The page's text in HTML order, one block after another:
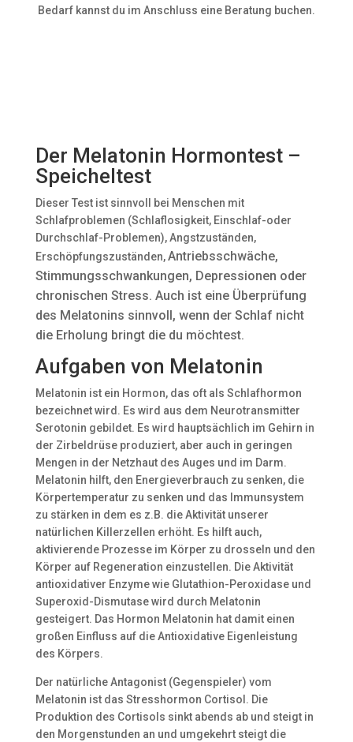
Bedarf kannst du im Anschluss eine Beratung buchen.
Der Melatonin Hormontest –
Speicheltest
Dieser Test ist sinnvoll bei Menschen mit
Schlafproblemen (Schlaflosigkeit, Einschlaf-oder
Durchschlaf-Problemen), Angstzuständen,
Erschöpfungszuständen,Antriebsschwäche,
Stimmungsschwankungen, Depressionen oder
chronischen Stress. Auch ist eine Überprüfung
des Melatonins sinnvoll, wenn der Schlaf nicht
die Erholung bringt die du möchtest.
Aufgaben von Melatonin
Melatonin ist ein Hormon, das oft als Schlafhormon
bezeichnet wird. Es wird aus dem Neurotransmitter
Serotonin gebildet. Es wird hauptsächlich im Gehirn in
der Zirbeldrüse produziert, aber auch in geringen
Mengen in der Netzhaut des Auges und im Darm.
Melatonin hilft, den Energieverbrauch zu senken, die
Körpertemperatur zu senken und das Immunsystem
zu stärken in dem es z.B. die Aktivität unserer
natürlichen Killerzellen erhöht. Es hilft auch,
aktivierende Prozesse im Körper zu drosseln und den
Körper auf Regeneration einzustellen. Die Aktivität
antioxidativer Enzyme wie Glutathion-Peroxidase und
Superoxid-Dismutase wird durch Melatonin
gesteigert. Das Hormon Melatonin hat damit einen
großen Einfluss auf die Antioxidative Eigenleistung
des Körpers.
Der natürliche Antagonist (Gegenspieler) vom
Melatonin ist das Stresshormon Cortisol. Die
Produktion des Cortisols sinkt abends ab und steigt in
den Morgenstunden an und umgekehrt steigt die